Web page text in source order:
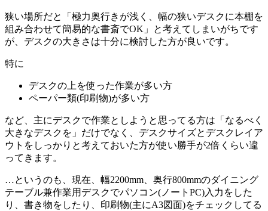
狭い場所だと「極力奥行きが浅く、幅の狭いデスクに本棚を
組み合わせて簡易的な書斎でOK」と考えてしまいがちです
が、デスクの大きさは十分に検討した方が良いです。
特に
デスクの上を使った作業が多い方
ペーパー類(印刷物)が多い方
など、主にデスクで作業としようと思ってる方は「なるべく
大きなデスクを」だけでなく、デスクサイズとデスクレイア
ウトをしっかりと考えておいた方が使い勝手が2倍くらい違
ってきます。
…というのも、現在、幅2200mm、奥行800mmのダイニング
テーブル兼作業用デスクでパソコン(ノートPC)入力をした
り、書き物をしたり、印刷物(主にA3図面)をチェックしてる